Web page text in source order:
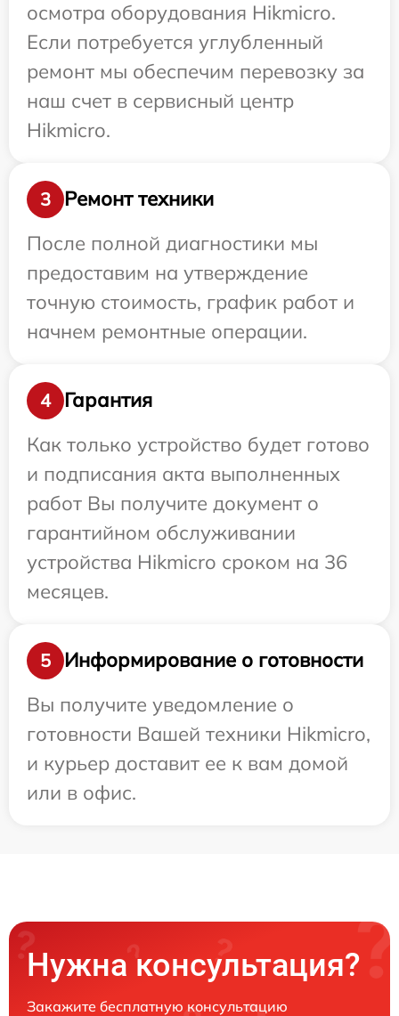
осмотра оборудования Hikmicro.
Если потребуется углубленный
ремонт мы обеспечим перевозку за
наш счет в сервисный центр
Hikmicro.
3
Ремонт техники
После полной диагностики мы
предоставим на утверждение
точную стоимость, график работ и
начнем ремонтные операции.
4
Гарантия
Как только устройство будет готово
и подписания акта выполненных
работ Вы получите документ о
гарантийном обслуживании
устройства Hikmicro сроком на 36
месяцев.
5
Информирование о готовности
Вы получите уведомление о
готовности Вашей техники Hikmicro,
и курьер доставит ее к вам домой
или в офис.
Нужна консультация?
Закажите бесплатную консультацию